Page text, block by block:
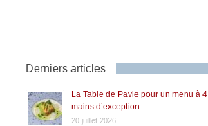
Derniers articles
La Table de Pavie pour un menu à 4
mains d’exception
20 juillet 2026